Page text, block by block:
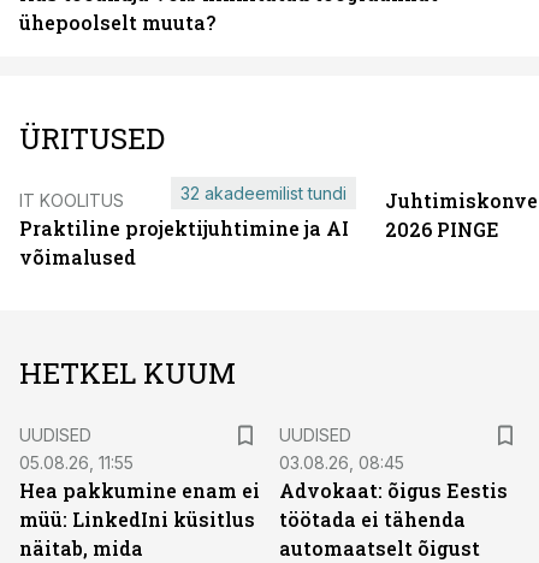
ühepoolselt muuta?
ÜRITUSED
IT KOOLITUS
Praktiline projektijuhtimine ja AI
võimalused
32 akadeemilist tundi
2026 PINGE
HETKEL KUUM
UUDISED
05.08.26, 11:55
Hea pakkumine enam ei
müü: LinkedIni küsitlus
näitab, mida
UUDISED
03.08.26, 08:45
Advokaat: õigus Eestis
töötada ei tähenda
automaatselt õigust